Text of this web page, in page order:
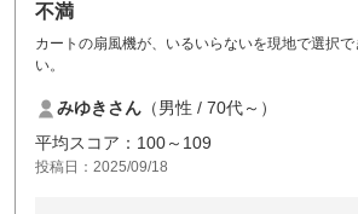
不満
カートの扇風機が、いるいらないを現地で選択
い。
みゆきさん （男性 / 70代～）
平均スコア：100～109
投稿日：2025/09/18